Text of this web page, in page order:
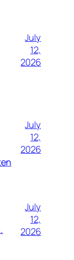
July
12,
2026
July
12,
2026
July
12,
2026